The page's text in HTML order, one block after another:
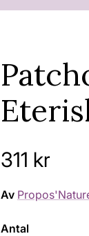
Ordinarie
311 kr
Av
Antal